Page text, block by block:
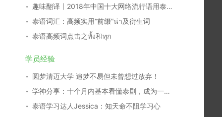
趣味翻译丨2018年中国十大网络流行语用泰语怎么说？
泰语词汇：高频实用“前缀”น่า及衍生词
泰语高频词点击之ทั้ง和ทุก
学员经验
圆梦清迈大学 追梦不易但未曾想过放弃！
学神分享：十个月内基本看懂泰剧，成为一名泰剧翻译，我是这么学习的！
泰语学习达人Jessica：知天命不阻学习心